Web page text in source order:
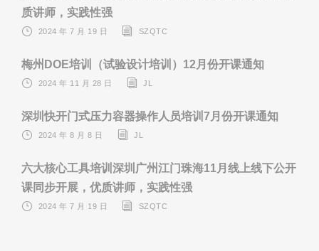
质讲师，实践性强
2024 年 7 月 19 日 SZQTC
梅州DOE培训（试验设计培训）12月份开课通知
2024 年 11 月 28 日 JL
深圳快开门式压力容器操作人员培训7月份开课通知
2024 年 8 月 8 日 JL
六大核心工具培训深圳广州江门珠海11月线上线下公开
课同步开展，优质讲师，实践性强
2024 年 7 月 19 日 SZQTC